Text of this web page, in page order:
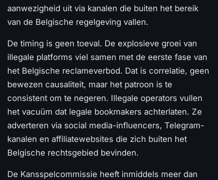
aanwezigheid uit via kanalen die buiten het bereik
van de Belgische regelgeving vallen.
De timing is geen toeval. De explosieve groei van
illegale platforms viel samen met de eerste fase van
het Belgische reclameverbod. Dat is correlatie, geen
bewezen causaliteit, maar het patroon is te
consistent om te negeren. Illegale operators vullen
het vacuüm dat legale bookmakers achterlaten. Ze
adverteren via social media-influencers, Telegram-
kanalen en affiliatewebsites die zich buiten het
Belgische rechtsgebied bevinden.
De Kansspelcommissie heeft inmiddels meer dan